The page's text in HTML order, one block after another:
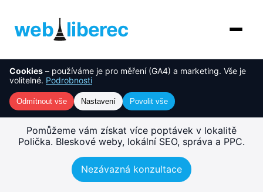
web liberec
O nás
Služby
NOVINKA
AI řešení
Cookies – používáme je pro měření (GA4) a marketing. Vše je
volitelné. Podrobnosti
Odmítnout vše Nastavení Povolit vše
Tvorba webu Polička –
rychlé, SEO-ready weby
Pomůžeme vám získat více poptávek v lokalitě
Polička. Bleskové weby, lokální SEO, správa a PPC.
Nezávazná konzultace